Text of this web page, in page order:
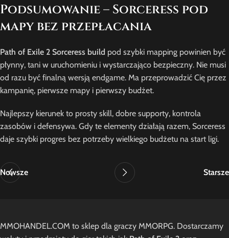
Podsumowanie – Sorceress pod
mapy bez przepłacania
Path of Exile 2 Sorceress build pod szybki mapping powinien być
płynny, tani w uruchomieniu i wystarczająco bezpieczny. Nie musi
od razu być finalną wersją endgame. Ma przeprowadzić Cię przez
kampanię, pierwsze mapy i pierwszy budżet.
Najlepszy kierunek to prosty skill, dobre supporty, kontrola
zasobów i defensywa. Gdy te elementy działają razem, Sorceress
daje szybki progres bez potrzeby wielkiego budżetu na start ligi.
Nowsze Starsze
MMOHANDEL.COM to sklep dla graczy MMORPG. Dostarczamy